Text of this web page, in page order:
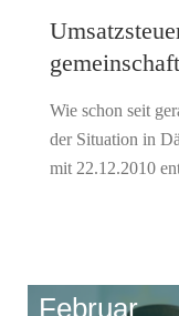
Wie schon seit
der Situation in
mit 22.12.2010
Februar